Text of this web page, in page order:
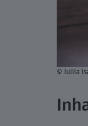
© Iuliia